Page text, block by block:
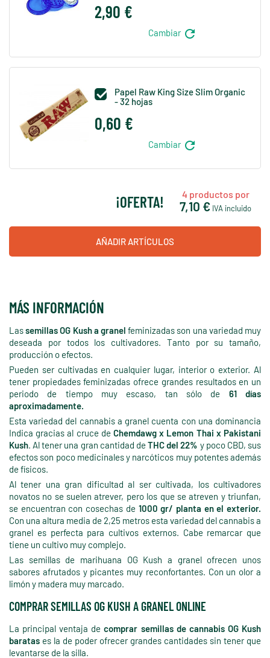
2,90 €
Cambiar refresh

Papel Raw King Size Slim Organic
- 32 hojas
0,60 €
Cambiar refresh
¡OFERTA! 4productos por
7,10 € IVA incluido
AÑADIR ARTÍCULOS
MÁS INFORMACIÓN
Lassemillas OG Kush a granel feminizadas son una variedad muy
deseada por todos los cultivadores. Tanto por su tamaño,
producción o efectos.
Pueden ser cultivadas en cualquier lugar, interior o exterior. Al
tener propiedades feminizadas ofrece grandes resultados en un
periodo de tiempo muy escaso, tan sólo de 61 días
aproximadamente.
Esta variedad del cannabis a granel cuenta con una dominancia
Indica gracias al cruce de Chemdawg x Lemon Thai x Pakistani
Kush. Al tener una gran cantidad deTHC del 22% y poco CBD, sus
efectos son poco medicinales y narcóticos muy potentes además
de físicos.
Al tener una gran dificultad al ser cultivada, los cultivadores
novatos no se suelen atrever, pero los que se atreven y triunfan,
se encuentran con cosechas de 1000 gr/ planta en el exterior.
Con una altura media de 2,25 metros esta variedad del cannabis a
granel es perfecta para cultivos externos. Cabe remarcar que
tiene un cultivo muy complejo.
Las semillas de marihuana OG Kush a granel ofrecen unos
sabores afrutados y picantes muy reconfortantes. Con un olor a
limón y madera muy marcado.
COMPRAR SEMILLAS OG KUSH A GRANEL ONLINE
La principal ventaja decomprar semillas de cannabis OG Kush
baratas es la de poder ofrecer grandes cantidades sin tener que
levantarse de la silla.